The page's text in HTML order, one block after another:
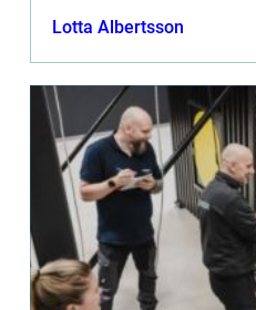
Lotta Albertsson